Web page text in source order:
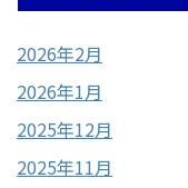
2026年2月
2026年1月
2025年12月
2025年11月